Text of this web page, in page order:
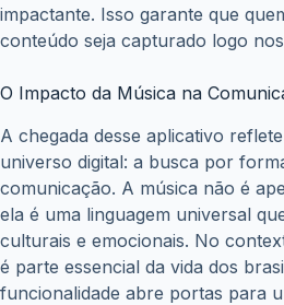
impactante. Isso garante que
conteúdo seja capturado logo
O Impacto da Música na
A chegada desse aplicativo
universo digital: a busca por
comunicação. A música não é
ela é uma linguagem universal
culturais e emocionais. No
é parte essencial da vida dos
funcionalidade abre portas para